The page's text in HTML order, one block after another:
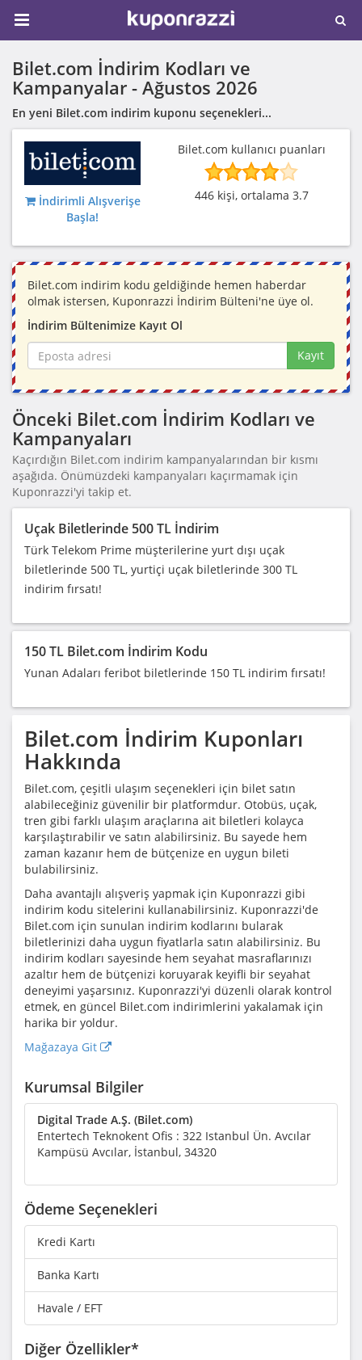
Bilet.com İndirim Kodları ve
Kampanyalar - Ağustos 2026
En yeni Bilet.com indirim kuponu seçenekleri...
İndirimli Alışverişe
Başla!
Bilet.com kullanıcı puanları
446 kişi, ortalama 3.7
Bilet.com indirim kodu geldiğinde hemen haberdar
olmak istersen, Kuponrazzi İndirim Bülteni'ne üye ol.
İndirim Bültenimize Kayıt Ol
Kayıt
Önceki Bilet.com İndirim Kodları ve
Kampanyaları
Kaçırdığın Bilet.com indirim kampanyalarından bir kısmı
aşağıda. Önümüzdeki kampanyaları kaçırmamak için
Kuponrazzi'yi takip et.
Uçak Biletlerinde 500 TL İndirim
Türk Telekom Prime müşterilerine yurt dışı uçak
biletlerinde 500 TL, yurtiçi uçak biletlerinde 300 TL
indirim fırsatı!
150 TL Bilet.com İndirim Kodu
Yunan Adaları feribot biletlerinde 150 TL indirim fırsatı!
Bilet.com İndirim Kuponları
Hakkında
Bilet.com, çeşitli ulaşım seçenekleri için bilet satın
alabileceğiniz güvenilir bir platformdur. Otobüs, uçak,
tren gibi farklı ulaşım araçlarına ait biletleri kolayca
karşılaştırabilir ve satın alabilirsiniz. Bu sayede hem
zaman kazanır hem de bütçenize en uygun bileti
bulabilirsiniz.
Daha avantajlı alışveriş yapmak için Kuponrazzi gibi
indirim kodu sitelerini kullanabilirsiniz. Kuponrazzi'de
Bilet.com için sunulan indirim kodlarını bularak
biletlerinizi daha uygun fiyatlarla satın alabilirsiniz. Bu
indirim kodları sayesinde hem seyahat masraflarınızı
azaltır hem de bütçenizi koruyarak keyifli bir seyahat
deneyimi yaşarsınız. Kuponrazzi'yi düzenli olarak kontrol
etmek, en güncel Bilet.com indirimlerini yakalamak için
harika bir yoldur.
Mağazaya Git
Kurumsal Bilgiler
Digital Trade A.Ş. (Bilet.com)
Entertech Teknokent Ofis : 322 Istanbul Ün. Avcılar
Kampüsü Avcılar, İstanbul, 34320
Ödeme Seçenekleri
Kredi Kartı
Banka Kartı
Havale / EFT
Diğer Özellikler*